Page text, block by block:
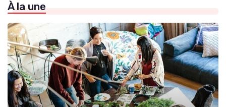
» Organisation agile & scalable
» Futur du travail & des organisations
À la une